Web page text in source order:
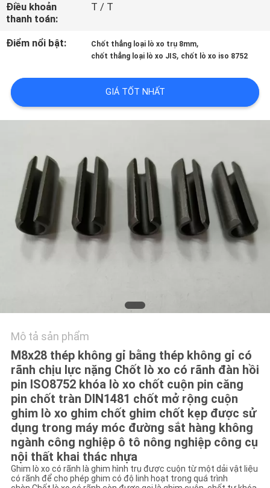
KIỂM
SOÁT
LƯỢNG
LIÊN
CHÚNG
TÔI
YÊU
CẦU
SƠ
ĐỒ
TRANG
WEB
PRIVACY
POLICY
Điều khoản
thanh toán:
T / T
Điểm nổi bật: Chốt thẳng loại lò xo trụ 8mm,
chốt thẳng loại lò xo JIS, chốt lò xo iso 8752
GIÁ TỐT NHẤT
Mô tả sản phẩm
M8x28 thép không gỉ bằng thép không gỉ có
rãnh chịu lực nặng Chốt lò xo có rãnh đàn hồi
pin ISO8752 khóa lò xo chốt cuộn pin căng
pin chốt tràn DIN1481 chốt mở rộng cuộn
ghim lò xo ghim chốt ghim chốt kẹp được sử
dụng trong máy móc đường sắt hàng không
ngành công nghiệp ô tô nông nghiệp công cụ
nội thất khai thác nhựa
Ghim lò xo có rãnh là ghim hình trụ được cuộn từ một dải vật liệu
có rãnh để cho phép ghim có độ linh hoạt trong quá trình